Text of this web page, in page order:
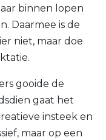
binnen lopen
Daarmee is de
niet, maar doe
gooide de
gaat het
insteek en
maar op een